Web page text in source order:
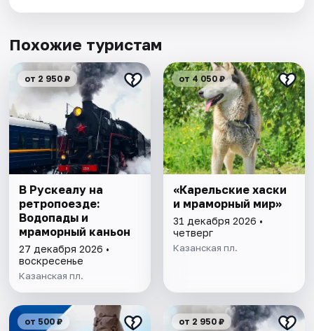
Похожие туристам
от 2 950 ₽
В Рускеалу на
ретропоезде:
Водопады и
мраморный каньон
27 декабря 2026 •
воскресенье
Казанская пл.
от 4 050 ₽
«Карельские хаски
и мраморный мир»
31 декабря 2026 •
четверг
Казанская пл.
от 500 ₽ от 2 950 ₽